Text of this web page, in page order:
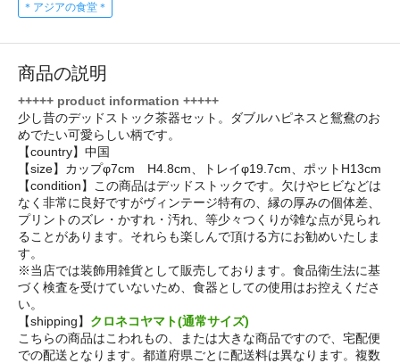
＊アジアの食堂＊
商品の説明
+++++ product information +++++
少し昔のデッドストック茶器セット。ダブルハピネスと鴛鴦のお
めでたい可愛らしい柄です。
【country】中国
【size】カップφ7cm H4.8cm、トレイφ19.7cm、ポットH13cm
【condition】この商品はデッドストックです。欠けやヒビなどは
なく非常に良好ですがヴィンテージ特有の、縁の厚みの個体差、
プリントのズレ・かすれ・汚れ、等少々つくりが雑な点が見られ
ることがあります。それらも楽しんで頂ける方にお勧めいたしま
す。
※当店では装飾用雑貨として販売しております。食品衛生法に基
づく検査を受けていないため、食器としての使用はお控えくださ
い。
【shipping】 クロネコヤマト(通常サイズ)
こちらの商品はこわれもの、または大きな商品ですので、宅配便
での配送となります。都道府県ごとに配送料は異なります。複数